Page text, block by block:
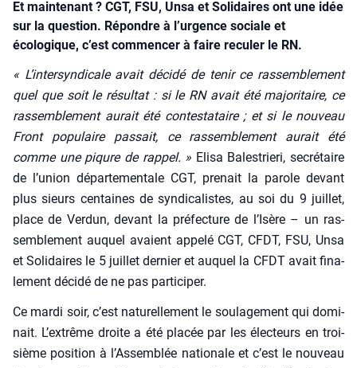
Et maintenant ? CGT, FSU, Unsa et Solidaires ont une idée
sur la question. Répondre à l’urgence sociale et
écologique, c’est commencer à faire reculer le RN.
« L’intersyndicale avait déci­dé de tenir ce ras­sem­ble­ment
quel que soit le résul­tat : si le RN avait été majo­ri­taire, ce
ras­sem­ble­ment aurait été contes­ta­taire ; et si le nou­veau
Front popu­laire pas­sait, ce ras­sem­ble­ment aurait été
comme une piqure de rap­pel. » Eli­sa Bales­trie­ri, secré­taire
de l’union dépar­te­men­tale CGT, pre­nait la parole devant
plus sieurs cen­taines de syn­di­ca­listes, au soi du 9 juillet,
place de Ver­dun, devant la pré­fec­ture de l’Isère – un ras­
sem­ble­ment auquel avaient appe­lé CGT, CFDT, FSU, Unsa
et Soli­daires le 5 juillet der­nier et auquel la CFDT avait fina­
le­ment déci­dé de ne pas par­ti­ci­per.
Ce mar­di soir, c’est natu­rel­le­ment le sou­la­ge­ment qui domi­
nait. L’extrême droite a été pla­cée par les élec­teurs en troi­
sième posi­tion à l’Assemblée natio­nale et c’est le nou­veau